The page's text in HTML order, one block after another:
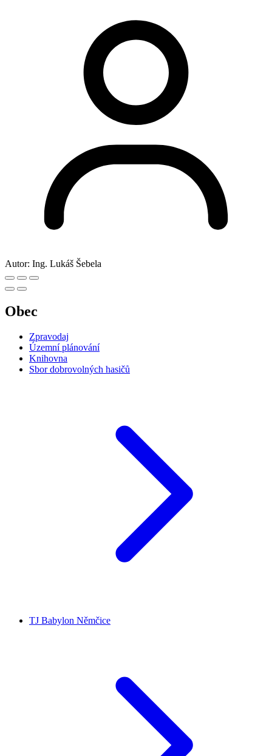
Autor: Ing. Lukáš Šebela
Obec
Zpravodaj
Územní plánování
Knihovna
Sbor dobrovolných hasičů
TJ Babylon Němčice